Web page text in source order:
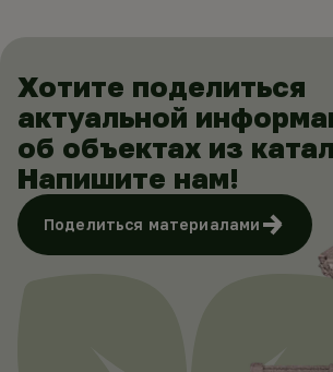
Хотите поделиться
актуальной
об объектах из
Напишите нам!
Поделиться материалами